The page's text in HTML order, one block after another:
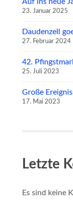
23. Januar 2025
Daudenzell
27. Februar 2024
42.
25. Juli 2023
Große
17. Mai 2023
Letzte
Es sind keine